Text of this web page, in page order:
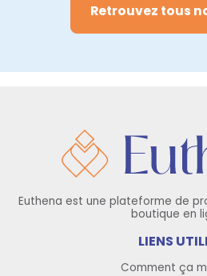
Retrouvez tous
Euthena est une plateforme de
boutique en
LIENS
Comment ça